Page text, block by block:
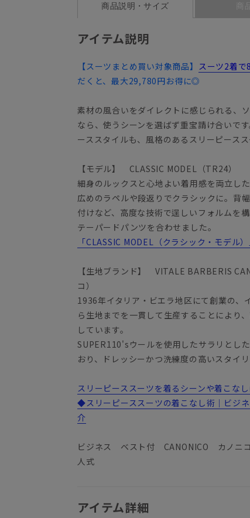
商品説明・サイズ 商
アイテム説明
【スーツまとめ買い対象商品】 スーツ2着
だくと、最大29,780円お得に◎
素材の風合いをダイレクトに感じられる、
なら、使うシーンを選ばず重宝請け合いで
ーススタイルも、風格のあるスリーピース
【モデル】 CLASSIC MODEL（TR24）
細身のルックスと心地よい着用感を両立し
広めのラペルや段返りでクラシックに。背
付けなど、高度な技術で逞しいフォルムを
テーパードパンツを合わせました。
「CLASSIC MODEL（クラシック・モデル
【生地ブランド】 VITALE BARBERIS
コ）
1936年イタリア・ビエラ地区にて創業の、
ら生地までを一貫して生産することにより
しています。
SUPER110'sウールを使用したサラリとし
おり、ドレッシーかつ洗練度の高いスタイリ
スリーピーススーツを着るシーンや着こな
◆スリーピーススーツの着こなし術｜ビジ
介
ビジネス ベスト付 CANONICO カノ
人式
アイテム詳細